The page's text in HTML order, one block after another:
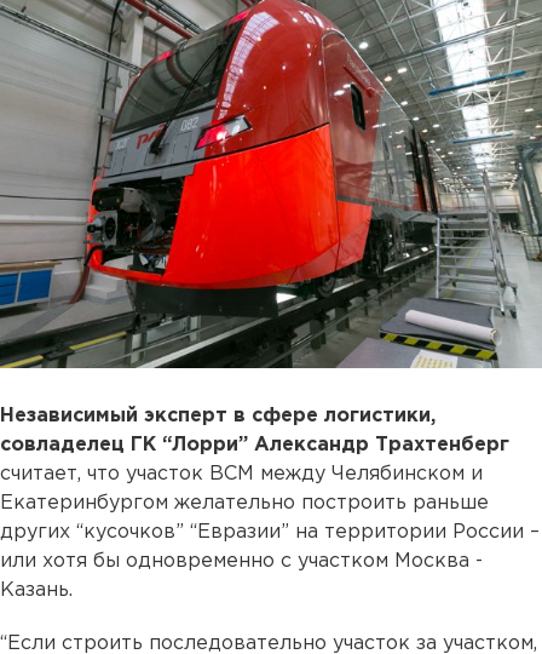
Независимый эксперт в сфере логистики,
совладелец ГК “Лорри” Александр Трахтенберг
считает, что участок ВСМ между Челябинском и
Екатеринбургом желательно построить раньше
других “кусочков” “Евразии” на территории России –
или хотя бы одновременно с участком Москва -
Казань.
“Если строить последовательно участок за участком,